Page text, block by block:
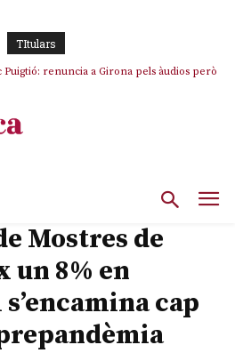
TItulars
Puigtió: renuncia a Girona pels àudios però
Mostres de
un 8% en
cap